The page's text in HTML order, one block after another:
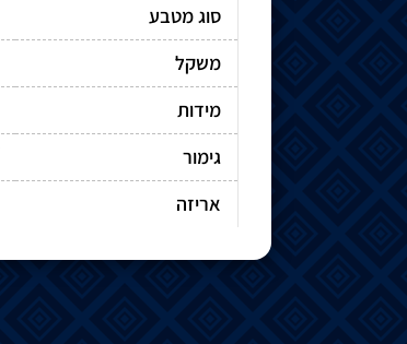
סוג מטבע
משקל
מידות
גימור
אריזה